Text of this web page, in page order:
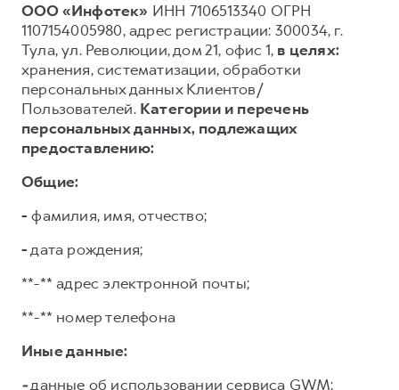
ООО «Инфотек» ИНН 7106513340 ОГРН
1107154005980, адрес регистрации: 300034, г.
Тула, ул. Революции, дом 21, офис 1, в целях:
хранения, систематизации, обработки
персональных данных Клиентов/
Пользователей. Категории и перечень
персональных данных, подлежащих
предоставлению:
Общие:
- фамилия, имя, отчество;
-дата рождения;
**-** адрес электронной почты;
**-** номер телефона
Иные данные:
-данные об использовании сервиса GWM;